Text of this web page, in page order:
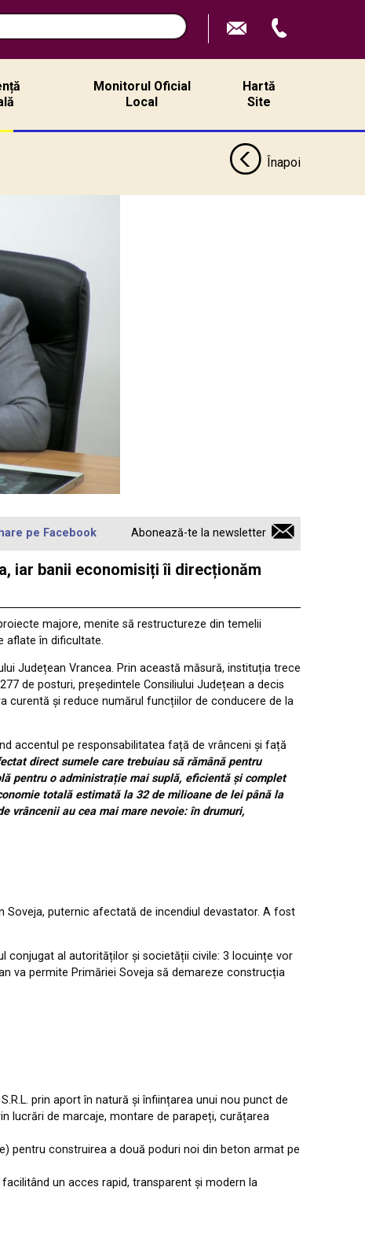
Monitorul Oficial
Local
Hartă
Site
Înapoi
pe Facebook Abonează-te la newsletter
iar banii economisiți îi direcționăm
majore, menite să restructureze din temelii
aflate în dificultate.
Județean Vrancea. Prin această măsură, instituția trece
de posturi, președintele Consiliului Județean a decis
curentă și reduce numărul funcțiilor de conducere de la
accentul pe responsabilitatea față de vrânceni și față
direct sumele care trebuiau să rămână pentru
pentru o administrație mai suplă, eficientă și complet
totală estimată la 32 de milioane de lei până la
vrâncenii au cea mai mare nevoie: în drumuri,
Soveja, puternic afectată de incendiul devastator. A fost
conjugat al autorităților și societății civile: 3 locuințe vor
va permite Primăriei Soveja să demareze construcția
prin aport în natură și înființarea unui nou punct de
lucrări de marcaje, montare de parapeți, curățarea
pentru construirea a două poduri noi din beton armat pe
un acces rapid, transparent și modern la